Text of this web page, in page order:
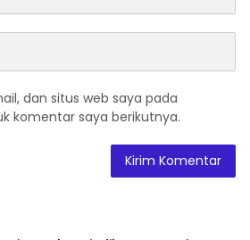
dan situs web saya pada
komentar saya berikutnya.